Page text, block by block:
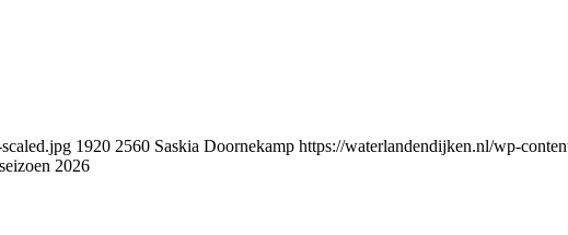
1920 2560 Saskia Doornekamp https://waterlandendijken.nl/wp-
2026